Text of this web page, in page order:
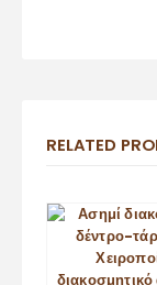
RELATED